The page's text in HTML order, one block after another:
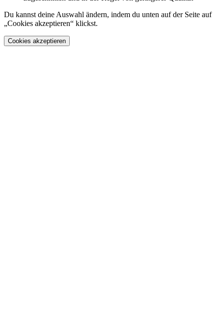
Du kannst deine Auswahl ändern, indem du unten auf der Seite auf
„Cookies akzeptieren“ klickst.
Cookies akzeptieren